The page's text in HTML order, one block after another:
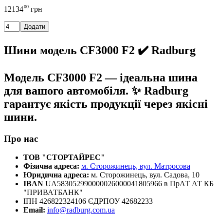
1213400 грн
Додати
Шини модель CF3000 F2 ✔️ Radburg
Модель CF3000 F2 — ідеальна шина
для вашого автомобіля. ✨ Radburg
гарантує якість продукції через якісні
шини.
Про нас
ТОВ "СТОРТАЙРЕС"
Фізична адреса: м. Сторожинець, вул. Матросова
Юридична адреса: м. Сторожинець, вул. Садова, 10
IBAN UA583052990000026000041805966 в ПрАТ АТ КБ
"ПРИВАТБАНК"
ІПН 426822324106 ЄДРПОУ 42682233
Email: info@radburg.com.ua